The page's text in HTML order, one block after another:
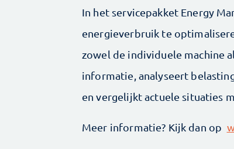
In het servicepakket Energy
energieverbruik te
zowel de individuele machine
informatie, analyseert
en vergelijkt actuele situaties
Meer informatie? Kijk dan op